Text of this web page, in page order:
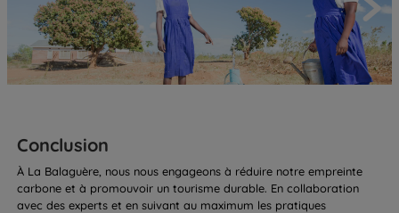
Conclusion
À La Balaguère, nous nous engageons à réduire notre empreinte
carbone et à promouvoir un tourisme durable. En collaboration
avec des experts et en suivant au maximum les pratiques